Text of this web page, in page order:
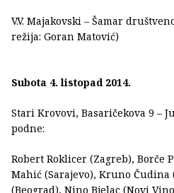
V.V. Majakovski – Šamar
režija: Goran Matović)
Subota 4. listopad 2014.
Stari Krovovi, Basaričekova 9 –
podne:
Robert Roklicer (Zagreb), Borče
Mahić (Sarajevo), Kruno
(Beograd), Nino Bjelac (Novi